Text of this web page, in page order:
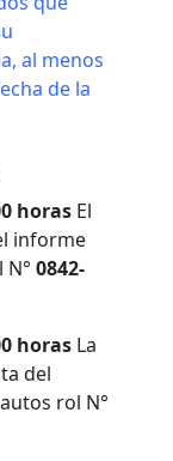
al menos
de la
horas El
informe
0842-
horas La
del
rol N°